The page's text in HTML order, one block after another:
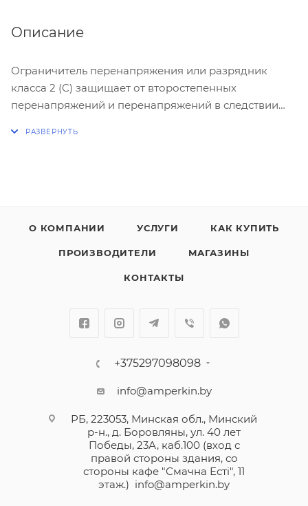
Описание
Ограничитель перенапряжения или разрядник
класса 2 (C) защищает от второстепенных
перенапряжений и перенапряжений в следствии
О КОМПАНИИ УСЛУГИ КАК КУПИТЬ
ПРОИЗВОДИТЕЛИ МАГАЗИНЫ
КОНТАКТЫ
+375297098098
info@amperkin.by
РБ, 223053, Минская обл., Минский
р-н., д. Боровляны, ул. 40 лет
Победы, 23А, каб.100 (вход с
правой стороны здания, со
стороны кафе "Смачна Естi", 11
этаж.) info@amperkin.by